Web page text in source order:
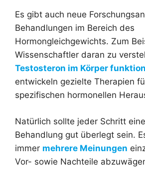
Es gibt auch neue
Behandlungen im Bereich des
Hormongleichgewichts. Zum
Wissenschaftler daran zu
Testosteron im Körper
entwickeln gezielte Therapien
spezifischen hormonellen
Natürlich sollte jeder Schritt
Behandlung gut überlegt sein.
immer mehrere Meinungen
Vor- sowie Nachteile